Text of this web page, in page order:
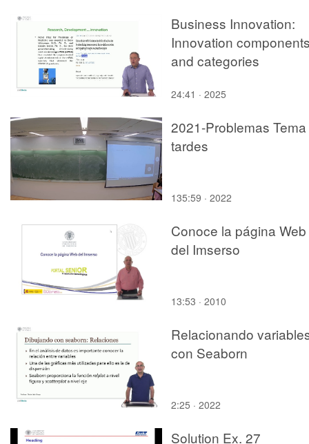
Business Innovation:
Innovation
and categories
24:41 · 2025
2021-Problemas
tardes
135:59 · 2022
Conoce la página Web
del Imserso
13:53 · 2010
Relacionando
con Seaborn
2:25 · 2022
Solution Ex. 27